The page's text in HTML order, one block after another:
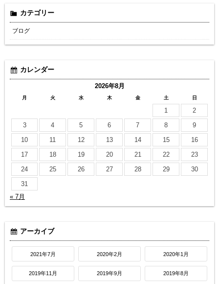
カテゴリー
ブログ
カレンダー
2026年8月
月 火 水 木 金 土 日
1
2
3
4 5 6 7 8
9
10
11 12 13 14 15
16
17
18 19 20 21 22
23
24
25 26 27 28 29
30
31
« 7月
アーカイブ
2021年7月 2020年2月 2020年1月
2019年11月 2019年9月 2019年8月